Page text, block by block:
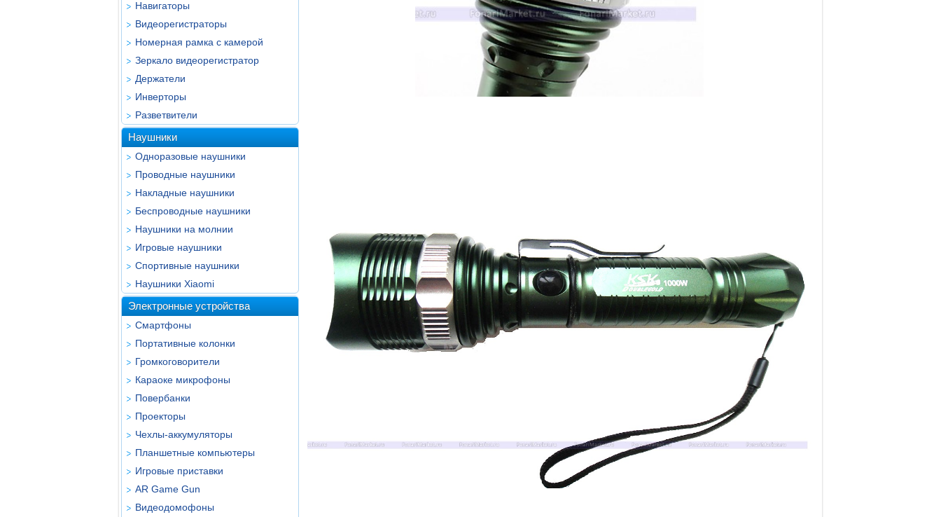
Навигаторы
Видеорегистраторы
Номерная рамка с камерой
Зеркало видеорегистратор
Держатели
Инверторы
Разветвители
Наушники
Одноразовые наушники
Проводные наушники
Накладные наушники
Беспроводные наушники
Наушники на молнии
Игровые наушники
Спортивные наушники
Наушники Xiaomi
Электронные устройства
Смартфоны
Портативные колонки
Громкоговорители
Караоке микрофоны
Повербанки
Проекторы
Чехлы-аккумуляторы
Планшетные компьютеры
Игровые приставки
AR Game Gun
Видеодомофоны